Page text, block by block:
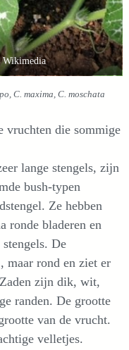
Wikimedia
C. maxima, C. moschata
vruchten die sommige
lange stengels, zijn
bush-typen
Ze hebben
ronde bladeren en
De
maar rond en ziet er
zijn dik, wit,
randen. De grootte
van de vrucht.
velletjes.